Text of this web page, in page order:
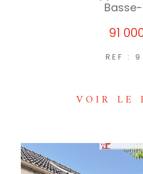
91
REF :
VOIR LE